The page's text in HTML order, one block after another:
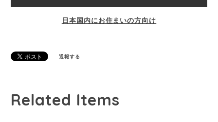
日本国内にお住まいの方向け
通報する
Related Items